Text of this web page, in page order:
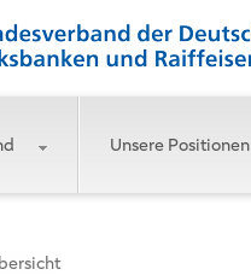
Unsere Positionen